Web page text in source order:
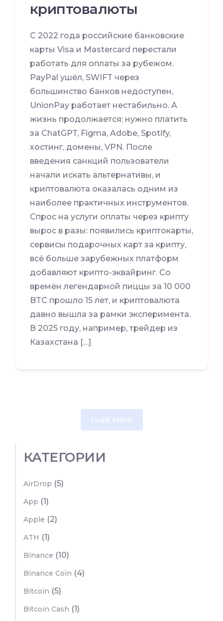
криптовалюты
С 2022 года российские банковские
карты Visa и Mastercard перестали
работать для оплаты за рубежом.
PayPal ушёл, SWIFT через
большинство банков недоступен,
UnionPay работает нестабильно. А
жизнь продолжается: нужно платить
за ChatGPT, Figma, Adobe, Spotify,
хостинг, домены, VPN. После
введения санкций пользователи
начали искать альтернативы, и
криптовалюта оказалась одним из
наиболее практичных инструментов.
Спрос на услуги оплаты через крипту
вырос в разы: появились криптокарты,
сервисы подарочных карт за крипту,
всё больше зарубежных платформ
добавляют крипто-эквайринг. Со
времён легендарной пиццы за 10 000
BTC прошло 15 лет, и криптовалюта
давно вышла за рамки эксперимента.
В 2025 году, например, трейдер из
Казахстана […]
Load More
КАТЕГОРИИ
AirDrop (5)
App (1)
Apple (2)
ATH (1)
Binance (10)
Binance Coin (4)
Bitcoin (5)
Bitcoin Cash (1)